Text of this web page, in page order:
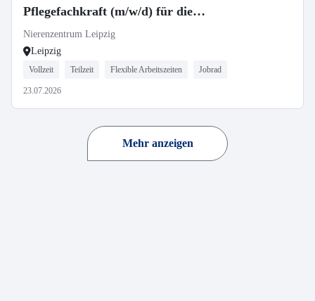
Pflegefachkraft (m/w/d) für die
Dialyse
Nierenzentrum Leipzig
Leipzig
Vollzeit Teilzeit Flexible Arbeitszeiten Jobrad
23.07.2026
Mehr anzeigen